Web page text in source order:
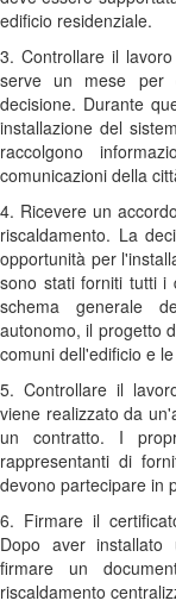
edificio residenziale.
3. Controllare il
serve un mese per
decisione. Durante
installazione del
raccolgono
comunicazioni della
4. Ricevere un
riscaldamento. La
opportunità per
sono stati forniti tutti i
schema generale
autonomo, il progetto
comuni dell'edificio e
5. Controllare il
viene realizzato da
un contratto. I
rappresentanti di
devono partecipare in
6. Firmare il
Dopo aver installato
firmare un
riscaldamento